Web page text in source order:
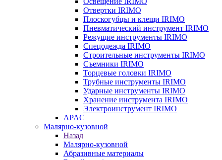
Отвертки IRIMO
Плоскогубцы и клещи IRIMO
Пневматический инструмент IRIMO
Режущие инструменты IRIMO
Спецодежда IRIMO
Строительные инструменты IRIMO
Съемники IRIMO
Торцевые головки IRIMO
Трубные инструменты IRIMO
Ударные инструменты IRIMO
Хранение инструмента IRIMO
Электроинструмент IRIMO
APAC
Малярно-кузовной
Назад
Малярно-кузовной
Абразивные материалы